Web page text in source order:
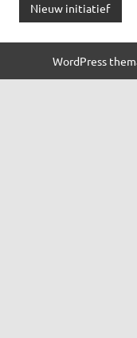
Nieuw initiatief
WordPress